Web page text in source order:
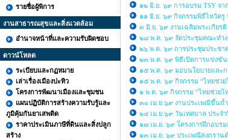
รายชื่อผู้พิการ
งานสาธารณสุขและสิ่งแวดล้อม
อำนาจหน้าที่และความรับผิดชอบ
ดาวน์โหลด
ระเบียบและกฏหมาย
เล่าเรื่องเมืองปะทิว
โครงการพัฒนาเมืองและชุมชน
แผนปฏิบัติการสร้างความรับรู้และ
ภูมิคุ้มกันยาเสพติด
ราคาประเมินภาษีที่ดินและสิ่งปลูก
สร้าง
๑๒ มิ.ย. ๖๙ การอบรม TSY จ
๑๑ มิ.ย. ๖๙ กิจกรรมพิธีไหว้ค
๓ มิ.ย. ๖๙ งานเฉลิมพระเกียร
๒๘ พ.ค. ๖๙ จัดประชุมคณะทำ
๒๖ พ.ค. ๖๙ การประชุมประชา
๒๓ พ.ค. ๖๙ พิธีเปิดการแข่งขั
๑๕ พ.ค. ๖๙ มอบนโยบายและก
๑๕ พ.ค. ๖๙ กิจกรรม “ไทยช่ว
๑ พ.ค. ๖๙ กิจกรรม “ไทยช่วย
๓๐ เม.ย.๖๙ งานประเพณีขึ้นถ้
๒๔ เม.ย.๖๙ วันเทศบาล ประจ
๑๗ เม.ย. ๖๙ โครงการฝึกอบร
๑๓ เม.ย. ๖๙ ประเพณีสงกราน